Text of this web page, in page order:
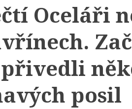
Oceláři
posil